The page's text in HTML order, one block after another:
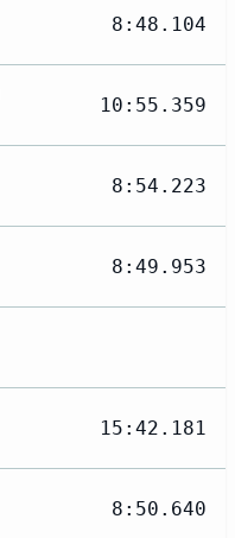
8:48.104
10:55.359
8:54.223
8:49.953
15:42.181
8:50.640